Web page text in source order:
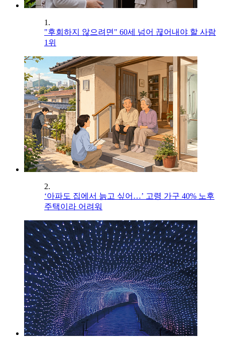
1.
"후회하지 않으려면" 60세 넘어 끊어내야 할 사람
1위
2.
‘아파도 집에서 늙고 싶어…’ 고령 가구 40% 노후
주택이라 어려워